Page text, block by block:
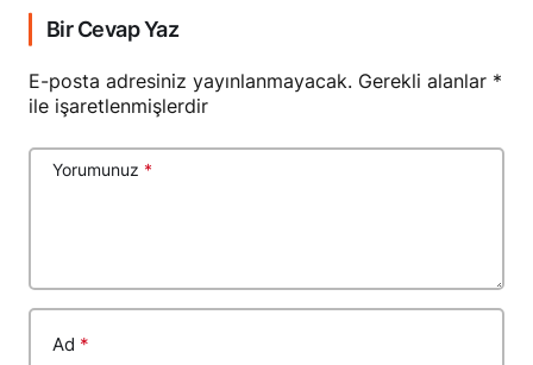
Bir Cevap Yaz
E-posta adresiniz yayınlanmayacak. Gerekli alanlar *
ile işaretlenmişlerdir
Yorumunuz *
Ad *